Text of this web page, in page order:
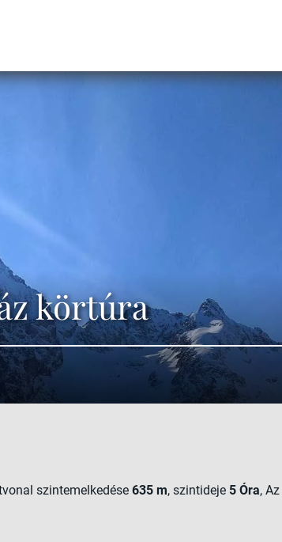
körtúra
szintemelkedése 635 m, szintideje 5 Óra, Az